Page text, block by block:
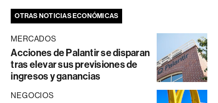
OTRAS NOTICIAS ECONÓMICAS
MERCADOS
Acciones de Palantir se disparan
tras elevar sus previsiones de
ingresos y ganancias
NEGOCIOS